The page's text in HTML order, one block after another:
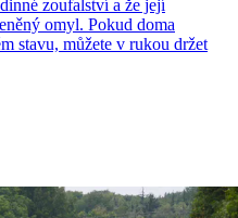
zoufalství a že její
omyl. Pokud doma
stavu, můžete v rukou držet